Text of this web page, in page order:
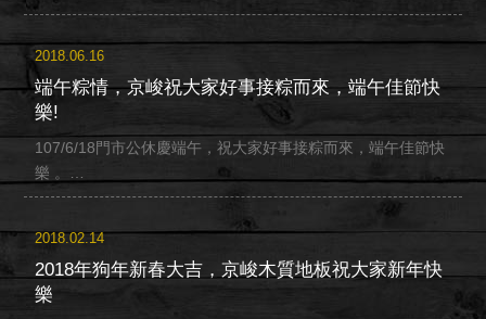
2018.06.16
端午粽情，京峻祝大家好事接粽而來，端午佳節快
樂!
107/6/18門市公休慶端午，祝大家好事接粽而來，端午佳節快
樂 。…
2018.02.14
2018年狗年新春大吉，京峻木質地板祝大家新年快
樂